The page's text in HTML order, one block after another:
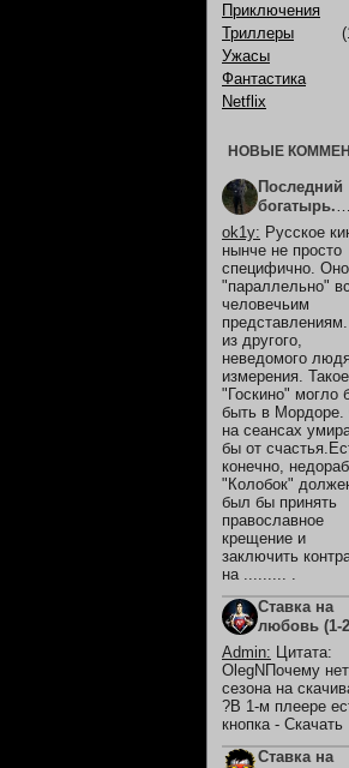
Приключения
Триллеры
Ужасы
Фантастика
Netflix
НОВЫЕ
Последний
богатырь.
Колобок
ok1y: Русское
нынче не просто
специфично. Оно
"параллельно"
человечьим
из другого,
неведомого
измерения. Такое
"Госкино" могло
быть в Мордоре.
на сеансах
бы от
конечно,
"Колобок"
был бы принять
православное
крещение и
заключить
на ......... .
Ставка на
любовь (1-2
Сезон)
Admin: Цитата:
OlegNПочему
сезона на
?В 1-м плеере
кнопка - Скачать
Ставка на